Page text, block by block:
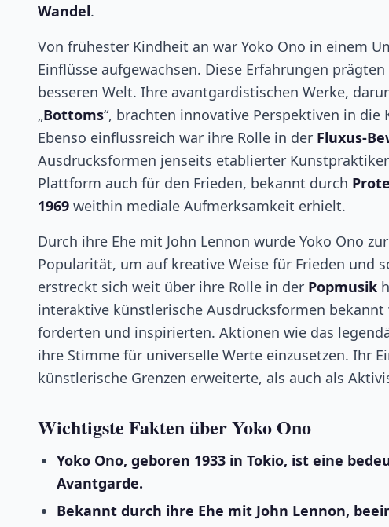
Wandel.
Von frühester Kindheit an war Yoko Ono in einem
Einflüsse aufgewachsen. Diese Erfahrungen
besseren Welt. Ihre avantgardistischen Werke,
„Bottoms“, brachten innovative Perspektiven in
Ebenso einflussreich war ihre Rolle in der Fluxus-
Ausdrucksformen jenseits etablierter
Plattform auch für den Frieden, bekannt durch
1969 weithin mediale Aufmerksamkeit erhielt.
Durch ihre Ehe mit John Lennon wurde Yoko Ono zur
Popularität, um auf kreative Weise für Frieden und
erstreckt sich weit über ihre Rolle in der Popmusik
interaktive künstlerische Ausdrucksformen
forderten und inspirierten. Aktionen wie das
ihre Stimme für universelle Werte einzusetzen. Ihr
künstlerische Grenzen erweiterte, als auch als
Wichtigste Fakten über Yoko Ono
Yoko Ono, geboren 1933 in Tokio, ist eine
Avantgarde.
Bekannt durch ihre Ehe mit John Lennon,